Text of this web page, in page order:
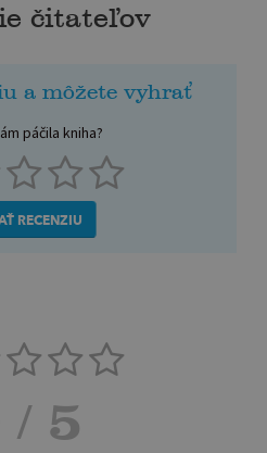
čitateľov
a môžete vyhrať
páčila kniha?
RECENZIU
/ 5